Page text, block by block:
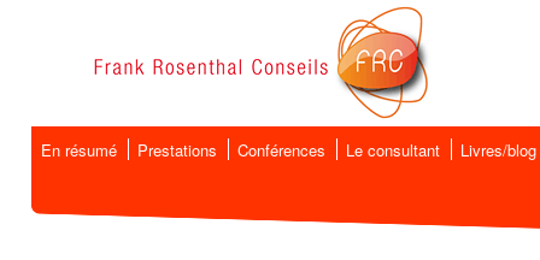
En résumé Prestations Conférences Le consultant Livres/blog